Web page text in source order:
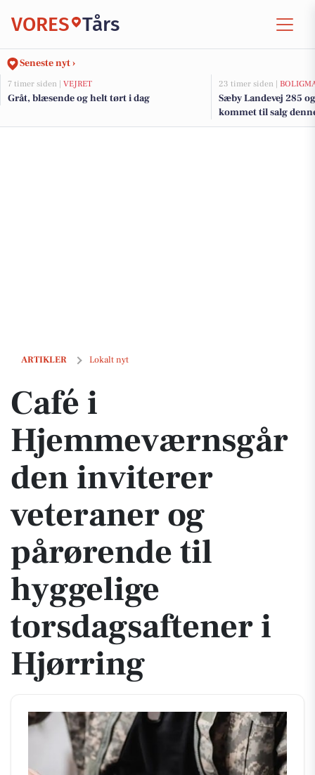
VORES Tårs
Seneste nyt ›
7 timer siden | VEJRET
Gråt, blæsende og helt tørt i dag
23 timer siden |
Sæby Landevej 285
kommet til salg
boligerne her.
ARTIKLER Lokalt nyt
Café i Hjemmeværnsgården inviterer veteraner og pårørende til
Café i
Hjemmeværnsgår
den inviterer
veteraner og
pårørende til
hyggelige
torsdagsaftener i
Hjørring